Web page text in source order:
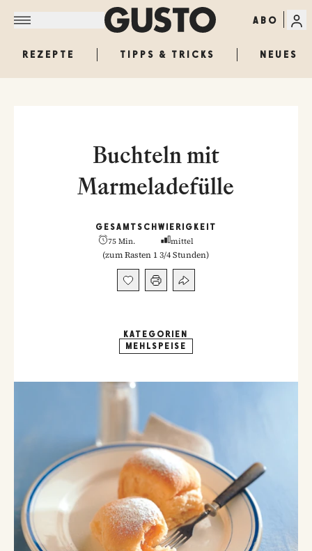
ABO
REZEPTE TIPPS & TRICKS NEUES
Buchteln mit
Marmeladefülle
GESAMT
75 Min.
SCHWIERIGKEIT
mittel
(zum Rasten 1 3/4 Stunden)
KATEGORIEN
MEHLSPEISE